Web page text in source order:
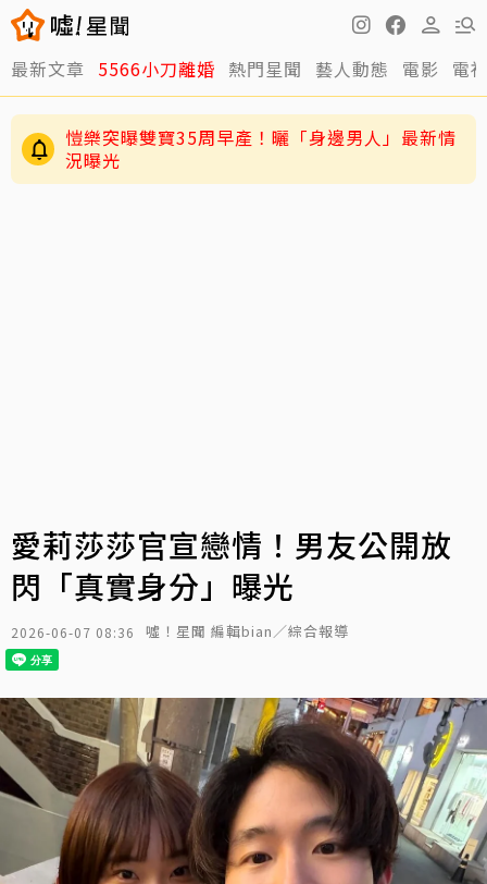
最新文章 5566小刀離婚 熱門星聞 藝人動態 電影 電
愷樂突曝雙寶35周早產！曬「身邊男人」最新情
況曝光
愛莉莎莎官宣戀情！男友公開放
閃「真實身分」曝光
2026-06-07 08:36 噓！星聞 編輯bian／綜合報導